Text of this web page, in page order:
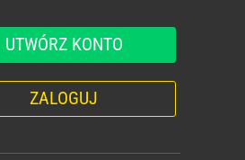
UTWÓRZ KONTO
ZALOGUJ